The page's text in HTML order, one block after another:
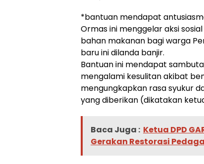
*bantuan mendapat
Ormas ini menggelar aksi
bahan makanan bagi warga
baru ini dilanda banjir.
Bantuan ini mendapat
mengalami kesulitan akibat
mengungkapkan rasa syukur
yang diberikan (dikatakan
Baca Juga : Ketua DPD
Gerakan Restorasi